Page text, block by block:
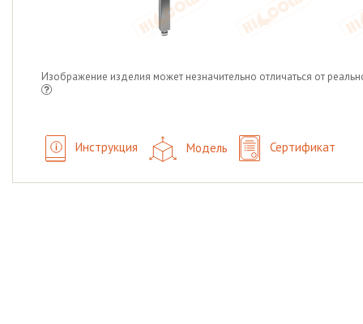
Изображение изделия может незначительно отличаться от
Инструкция Модель Сертификат